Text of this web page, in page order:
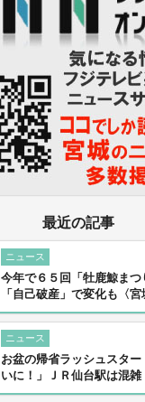
最近の記事
ニュース
今年で６５回「牡鹿鯨ま
「自己破産」で変化も〈宮
ニュース
お盆の帰省ラッシュスタ
いに！」ＪＲ仙台駅は混雑